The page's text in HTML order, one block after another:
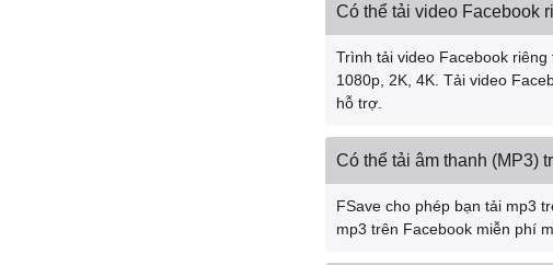
Có thể tải video Facebook
Trình tải video Facebook
1080p, 2K, 4K. Tải video
hỗ trợ.
Có thể tải âm thanh (MP3)
FSave cho phép bạn tải mp3
mp3 trên Facebook miễn phí